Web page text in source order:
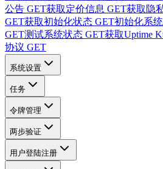
公告 GET获取定价信息 GET获取隐
GET获取初始化状态 GET初始化系统
GET测试系统状态 GET获取Uptime
协议 GET
系统设置
任务
令牌管理
两步验证
用户登陆注册